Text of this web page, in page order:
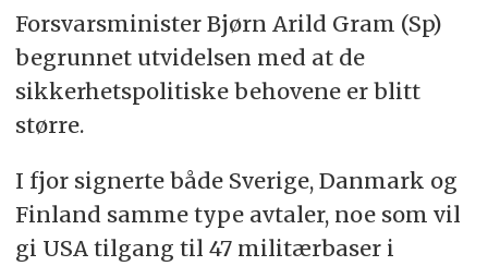
Forsvarsminister Bjørn Arild Gram (Sp)
begrunnet utvidelsen med at de
sikkerhetspolitiske behovene er blitt
større.
I fjor signerte både Sverige, Danmark og
Finland samme type avtaler, noe som vil
gi USA tilgang til 47 militærbaser i